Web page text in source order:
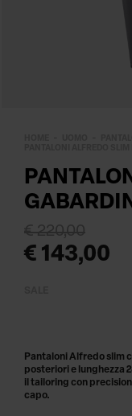
€ 143,00
€ 220,00
Pantaloni Alfredo slim
posteriori e lunghezza
il tailoring con
capo.